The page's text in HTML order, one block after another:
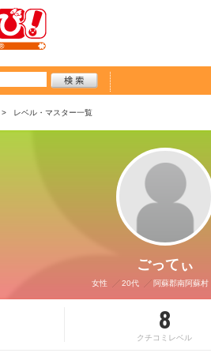
レベル・マスター一覧
ごってぃ
女性 20代 阿蘇郡南阿蘇村
8
クチコミレベル